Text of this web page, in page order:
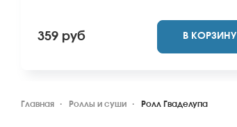
соус. Они не входят в стоимость заказа.
*Внешний вид блюда может отличаться от
359 руб В КОРЗИНУ
Главная Роллы и суши Ролл Гваделупа